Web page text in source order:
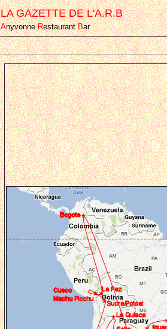
LA GAZETTE DE L'A.R.B
AnyvonneRestaurantBar